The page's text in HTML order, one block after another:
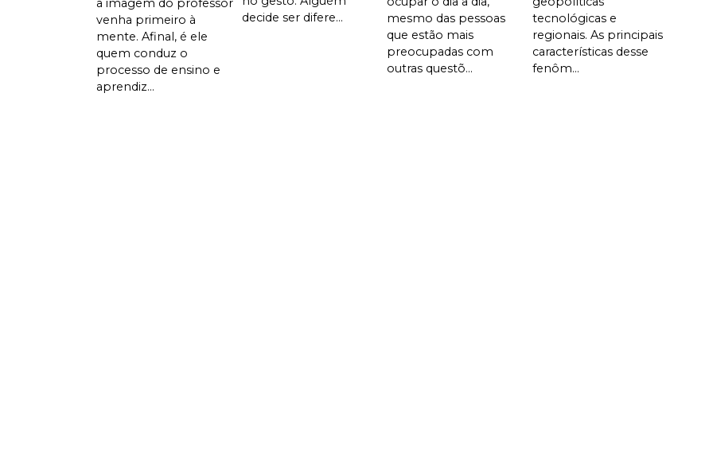
venha primeiro à
mente. Afinal, é ele
quem conduz o
processo de ensino e
aprendiz...
decide ser difere...
mesmo das pessoas
que estão mais
preocupadas com
outras questõ...
tecnológicas e
regionais. As principais
características desse
fenôm...